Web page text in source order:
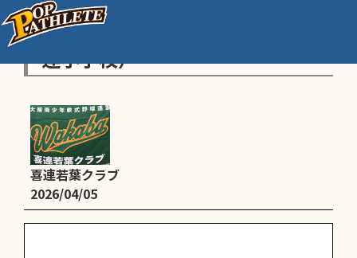
練習（全学年、 12時～15時、喜
連小学校）
喜連若葉クラブ
2026/04/05